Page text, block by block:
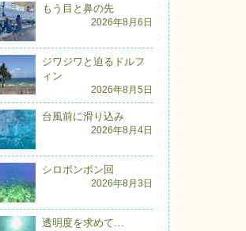
もう目と鼻の先
2026年8月6日
ジワジワと迫るドルフ
ィン
2026年8月5日
台風前に滑り込み
2026年8月4日
シロボンボン回
2026年8月3日
透明度を求めて…